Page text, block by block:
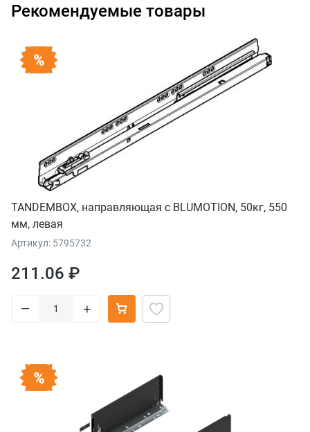
Рекомендуемые товары
TANDEMBOX, направляющая с BLUMOTION, 50кг, 550
мм, левая
Артикул: 5795732
211.06 ₽
– +